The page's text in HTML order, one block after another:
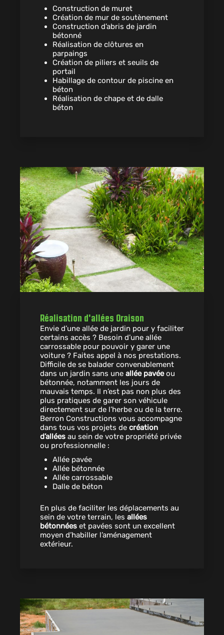
Construction de muret
Création de mur de soutènement
Construction d’abris de jardin
bétonné
Réalisation de clôtures en
parpaings
Création de piliers et seuils de
portail
Habillage de contour de piscine en
béton
Réalisation de chape et de dalle
béton
Réalisation d'allées Oraison
Envie d’une allée de jardin pour y faciliter
certains accès ? Besoin d’une allée
carrossable pour pouvoir y garer une
voiture ? Faites appel à nos prestations.
Difficile de se balader convenablement
dans un jardin sans une allée pavéeou
bétonnée, notamment les jours de
mauvais temps. Il n’est pas non plus des
plus pratiques de garer son véhicule
directement sur de l’herbe ou de la terre.
Berron Constructions vous accompagne
dans tous vos projets de création
d’allées au sein de votre propriété privée
ou professionnelle :
Allée pavée
Allée bétonnée
Allée carrossable
Dalle de béton
En plus de faciliter les déplacements au
sein de votre terrain, les allées
bétonnées et pavées sont un excellent
moyen d’habiller l’aménagement
extérieur.